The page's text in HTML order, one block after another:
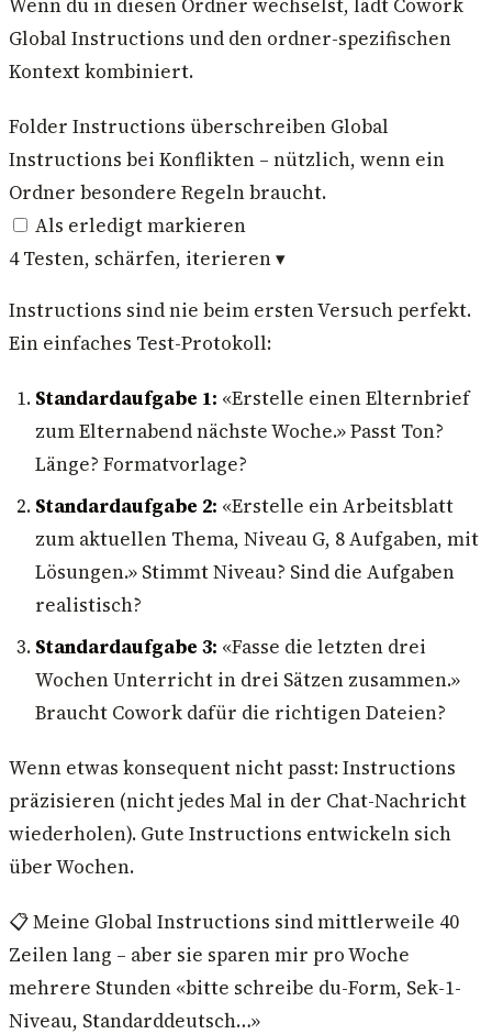
Global Instructions und den ordner-spezifischen
Kontext kombiniert.
Folder Instructions überschreiben Global
Instructions bei Konflikten – nützlich, wenn ein
Ordner besondere Regeln braucht.
Als erledigt markieren
4 Testen, schärfen, iterieren▾
Instructions sind nie beim ersten Versuch perfekt.
Ein einfaches Test-Protokoll:
Standardaufgabe 1: «Erstelle einen Elternbrief
zum Elternabend nächste Woche.» Passt Ton?
Länge? Formatvorlage?
Standardaufgabe 2: «Erstelle ein Arbeitsblatt
zum aktuellen Thema, Niveau G, 8 Aufgaben, mit
Lösungen.» Stimmt Niveau? Sind die Aufgaben
realistisch?
Standardaufgabe 3: «Fasse die letzten drei
Wochen Unterricht in drei Sätzen zusammen.»
Braucht Cowork dafür die richtigen Dateien?
Wenn etwas konsequent nicht passt: Instructions
präzisieren (nicht jedes Mal in der Chat-Nachricht
wiederholen). Gute Instructions entwickeln sich
über Wochen.
📋 Meine Global Instructions sind mittlerweile 40
Zeilen lang – aber sie sparen mir pro Woche
mehrere Stunden «bitte schreibe du-Form, Sek-1-
Niveau, Standarddeutsch…»